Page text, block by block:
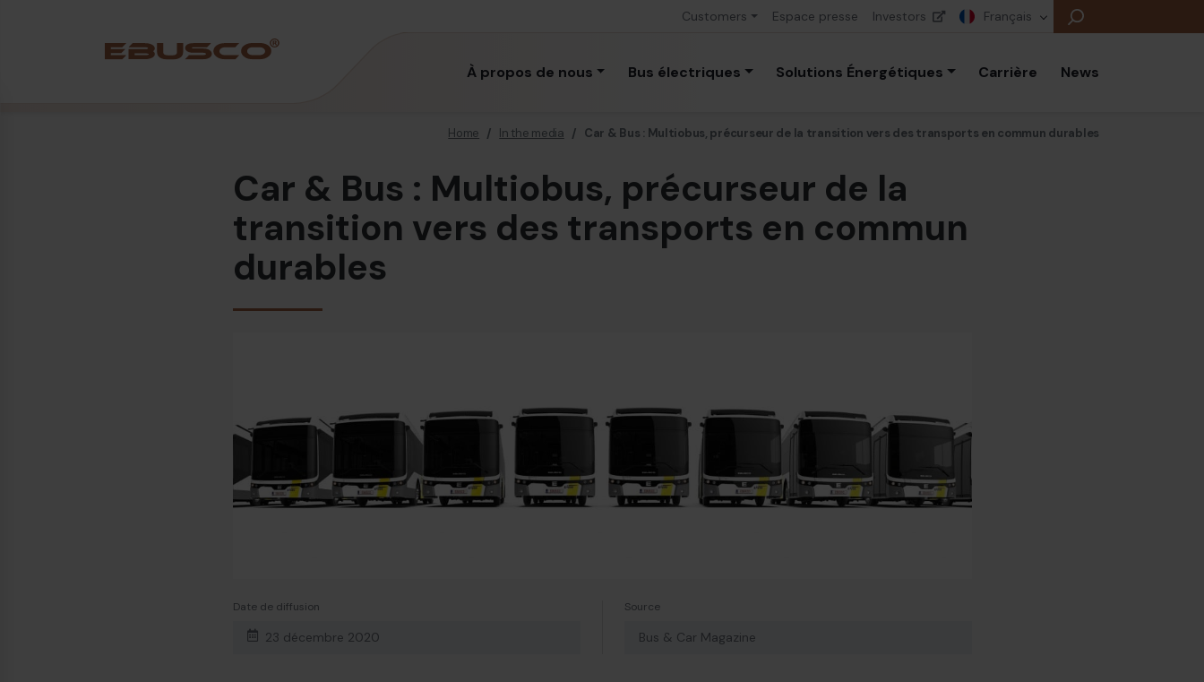
Customers Espace presse Investors Français
À propos de nous Bus électriques Solutions Énergétiques Carrière News
Récompenses et certifications
Home / In the media / Car & Bus : Multiobus, précurseur de la transition vers des transports en commun durables
Car & Bus : Multiobus, précurseur de la
transition vers des transports en commun
durables
Date de diffusion
23 décembre 2020
Source
Bus & Car Magazine